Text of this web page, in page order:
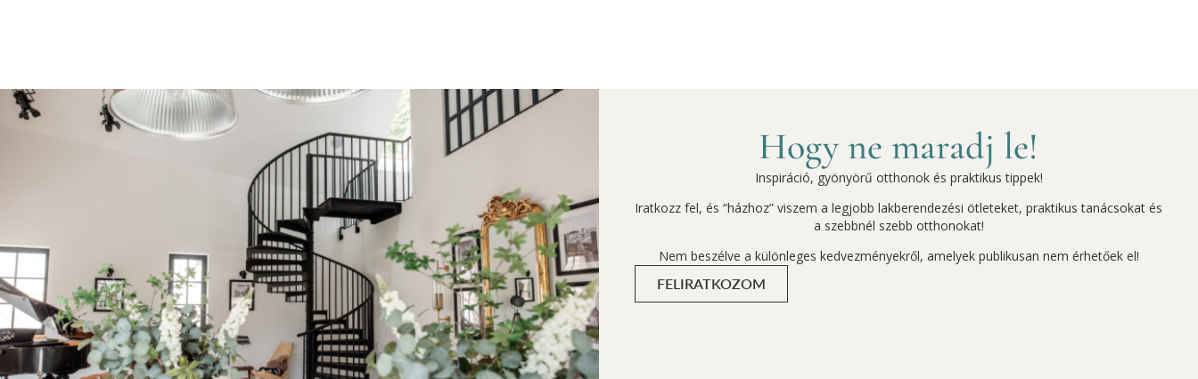
Hogy ne maradj le!
Inspiráció, gyönyörű otthonok és praktikus tippek!
Iratkozz fel, és “házhoz” viszem a legjobb lakberendezési ötleteket, praktikus tanácsokat és
a szebbnél szebb otthonokat!
Nem beszélve a különleges kedvezményekről, amelyek publikusan nem érhetőek el!
FELIRATKOZOM